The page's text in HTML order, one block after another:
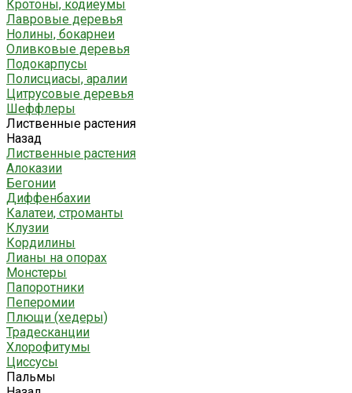
Кротоны, кодиеумы
Лавровые деревья
Нолины, бокарнеи
Оливковые деревья
Подокарпусы
Полисциасы, аралии
Цитрусовые деревья
Шеффлеры
Лиственные растения
Назад
Лиственные растения
Алоказии
Бегонии
Диффенбахии
Калатеи, строманты
Клузии
Кордилины
Лианы на опорах
Монстеры
Папоротники
Пеперомии
Плющи (хедеры)
Традесканции
Хлорофитумы
Циссусы
Пальмы